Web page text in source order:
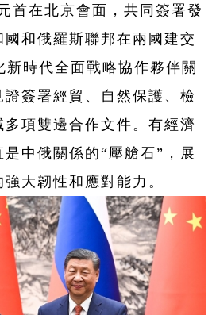
首在北京會面，共同簽署發
和俄羅斯聯邦在兩國建交
新時代全面戰略協作夥伴關
簽署經貿、自然保護、檢
項雙邊合作文件。有經濟
中俄關係的“壓艙石”，展
大韌性和應對能力。